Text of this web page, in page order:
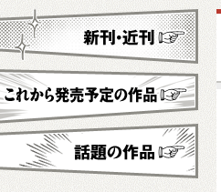
刊・近刊
れから発売予定